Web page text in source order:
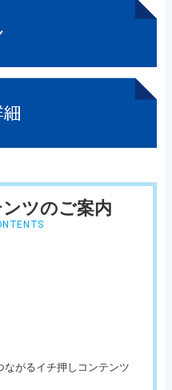
ツのご案内
ながるイチ押しコンテンツ